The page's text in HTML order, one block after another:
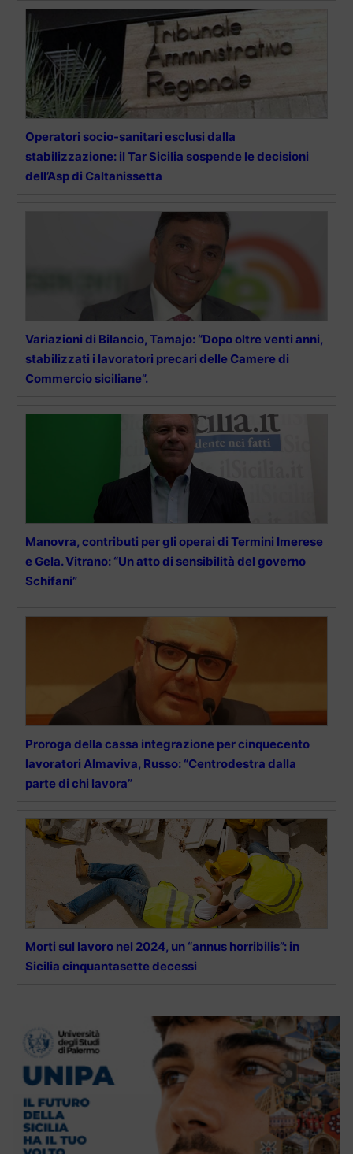
Operatori socio-sanitari esclusi dalla
stabilizzazione: il Tar Sicilia sospende le decisioni
dell’Asp di Caltanissetta
Variazioni di Bilancio, Tamajo: “Dopo oltre venti anni,
stabilizzati i lavoratori precari delle Camere di
Commercio siciliane”.
Manovra, contributi per gli operai di Termini Imerese
e Gela. Vitrano: “Un atto di sensibilità del governo
Schifani”
Proroga della cassa integrazione per cinquecento
lavoratori Almaviva, Russo: “Centrodestra dalla
parte di chi lavora”
Morti sul lavoro nel 2024, un “annus horribilis”: in
Sicilia cinquantasette decessi